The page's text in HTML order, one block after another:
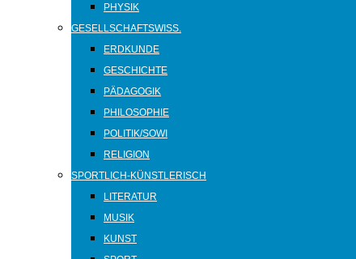
PHYSIK
GESELLSCHAFTSWISS.
ERDKUNDE
GESCHICHTE
PÄDAGOGIK
PHILOSOPHIE
POLITIK/SOWI
RELIGION
SPORTLICH-KÜNSTLERISCH
LITERATUR
MUSIK
KUNST